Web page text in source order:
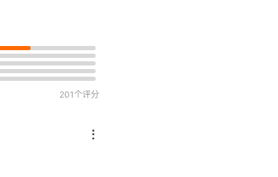
201个评分